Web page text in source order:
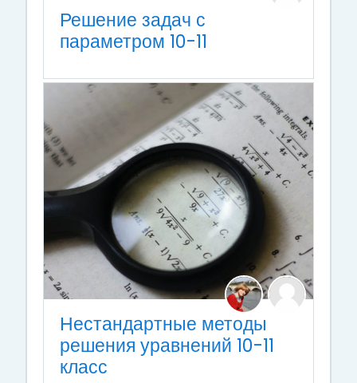
Решение задач с
параметром 10-11
Нестандартные методы
решения уравнений 10-11
класс